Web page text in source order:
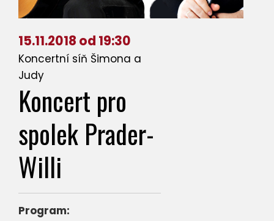
15.11.2018 od 19:30
Koncertní síň Šimona a
Judy
Koncert pro
spolek Prader-
Willi
Program: